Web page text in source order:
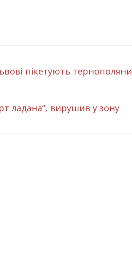
пікетують тернополяни
ладана”, вирушив у зону